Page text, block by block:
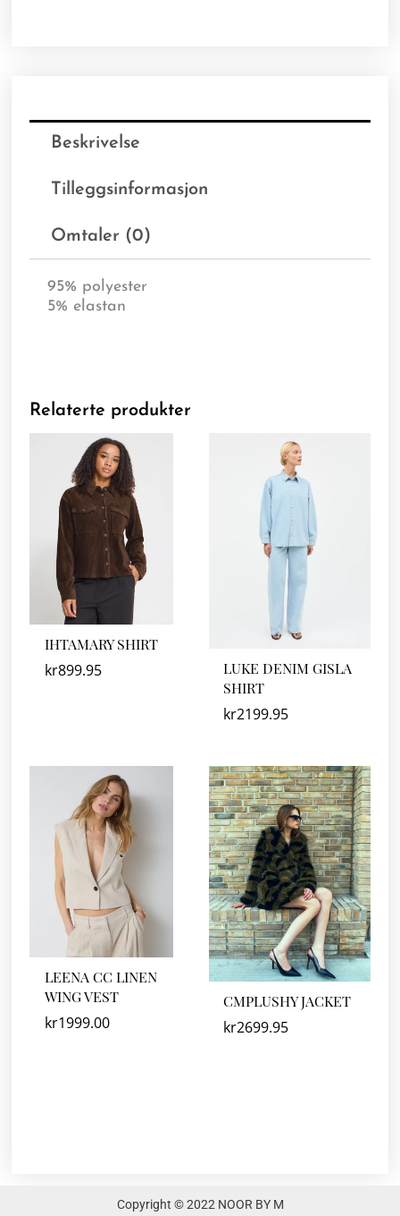
Beskrivelse
Tilleggsinformasjon
Omtaler (0)
95% polyester
5% elastan
Relaterte produkter
IHTAMARY SHIRT
kr899.95
LUKE DENIM GISLA
SHIRT
kr2199.95
LEENA CC LINEN
WING VEST
kr1999.00
CMPLUSHY JACKET
kr2699.95
Copyright © 2022 NOOR BY M